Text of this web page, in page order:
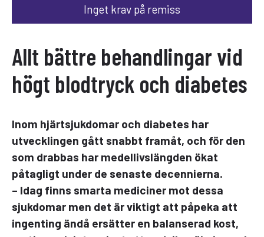
Inget krav på remiss
Allt bättre behandlingar vid
högt blodtryck och diabetes
Inom hjärtsjukdomar och diabetes har
utvecklingen gått snabbt framåt, och för den
som drabbas har medellivslängden ökat
påtagligt under de senaste decennierna.
– Idag finns smarta mediciner mot dessa
sjukdomar men det är viktigt att påpeka att
ingenting ändå ersätter en balanserad kost,